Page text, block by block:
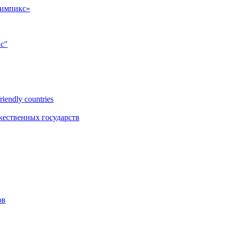
countries
государств